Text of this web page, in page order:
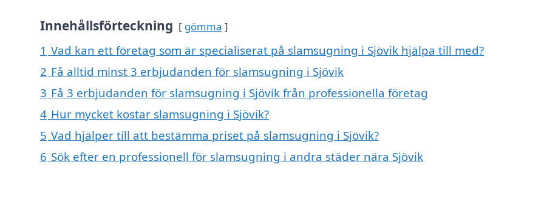
Innehållsförteckning gömma
1 Vad kan ett företag som är specialiserat på slamsugning i Sjövik hjälpa till med?
2 Få alltid minst 3 erbjudanden för slamsugning i Sjövik
3 Få 3 erbjudanden för slamsugning i Sjövik från professionella företag
4 Hur mycket kostar slamsugning i Sjövik?
5 Vad hjälper till att bestämma priset på slamsugning i Sjövik?
6 Sök efter en professionell för slamsugning i andra städer nära Sjövik